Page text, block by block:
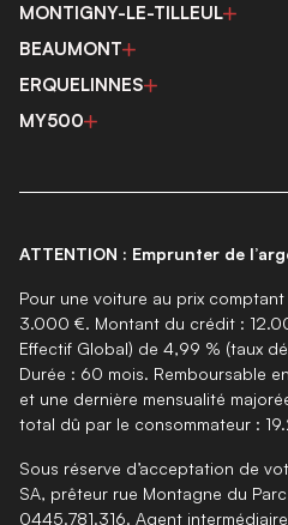
MONTIGNY-LE-TILLEUL
BEAUMONT
ERQUELINNES
MY500
ATTENTION : Emprunter de
Pour une voiture au prix
3.000 €. Montant du crédit :
Effectif Global) de 4,99 % (taux
Durée : 60 mois. Remboursable
et une dernière mensualité
total dû par le consommateur :
Sous réserve d’acceptation de
SA, prêteur rue Montagne du
0445.781.316. Agent